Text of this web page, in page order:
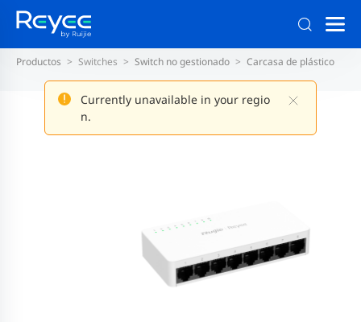
Currently unavailable in your regio
n.
Productos Switches Switch no gestionado Carcasa de plástico